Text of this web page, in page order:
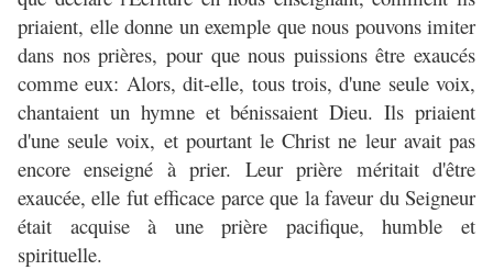
priaient, elle donne un exemple que nous pouvons imiter
dans nos prières, pour que nous puissions être exaucés
comme eux: Alors, dit-elle, tous trois, d'une seule voix,
chantaient un hymne et bénissaient Dieu. Ils priaient
d'une seule voix, et pourtant le Christ ne leur avait pas
encore enseigné à prier. Leur prière méritait d'être
exaucée, elle fut efficace parce que la faveur du Seigneur
était acquise à une prière pacifique, humble et
spirituelle.